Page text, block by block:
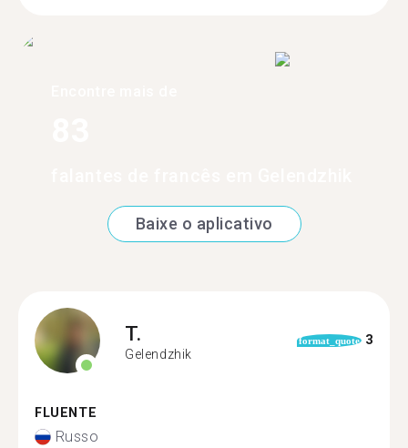
Baixe o aplicativo
T.
Gelendzhik
format_quote 3
FLUENTE
Russo